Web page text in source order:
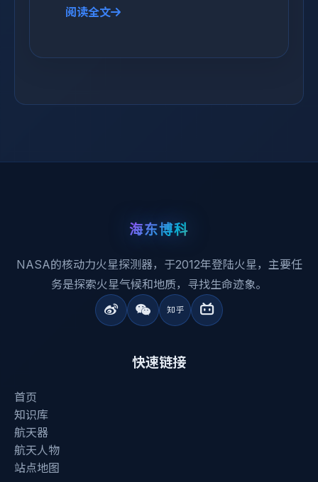
阅读全文
海东博科
NASA的核动力火星探测器，于2012年登陆火星，主要任
务是探索火星气候和地质，寻找生命迹象。
快速链接
首页
知识库
航天器
航天人物
站点地图